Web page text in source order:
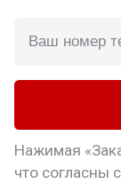
Нажимая
что согласны